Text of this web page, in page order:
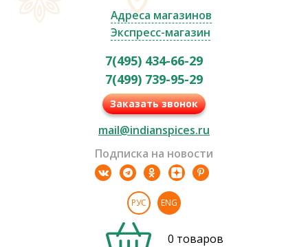
Адреса магазинов
Экспресс-магазин
7(495) 434-66-29
7(499) 739-95-29
Заказать звонок
mail@indianspices.ru
Подписка на новости
РУС ENG
0 товаров